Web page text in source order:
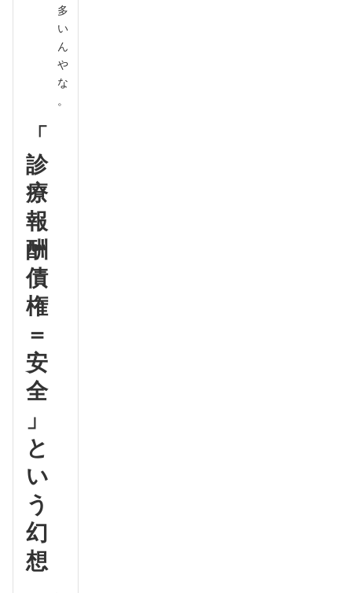
多
い
ん
や
な
。
「
診
療
報
酬
債
権
＝
安
全
」
と
い
う
幻
想